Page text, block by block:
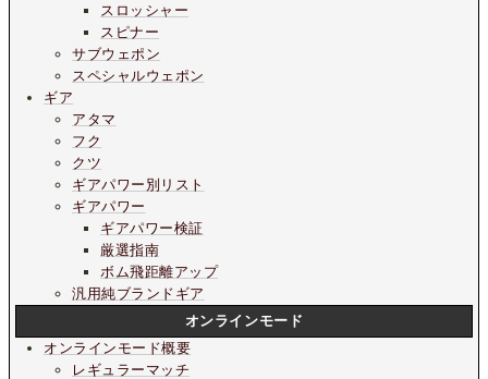
スロッシャー
スピナー
サブウェポン
スペシャルウェポン
ギア
アタマ
フク
クツ
ギアパワー別リスト
ギアパワー
ギアパワー検証
厳選指南
ボム飛距離アップ
汎用純ブランドギア
オンラインモード
オンラインモード概要
レギュラーマッチ